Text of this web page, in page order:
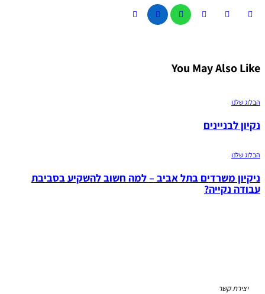
You May Also
שלנו
לבניינים
שלנו
משרדים בתל אביב – למה חשוב להשקיע בסביבת
נקייה?
יצירת קשר